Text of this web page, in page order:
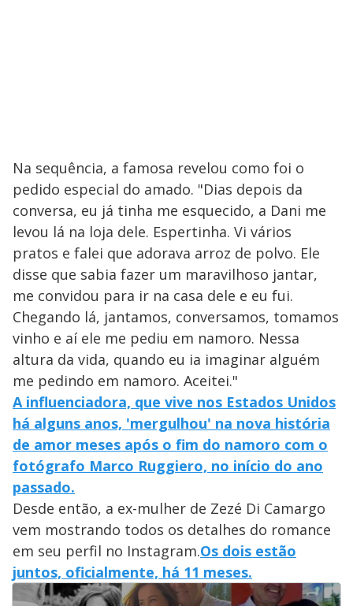
Na sequência, a famosa revelou como foi o
pedido especial do amado. "Dias depois da
conversa, eu já tinha me esquecido, a Dani me
levou lá na loja dele. Espertinha. Vi vários
pratos e falei que adorava arroz de polvo. Ele
disse que sabia fazer um maravilhoso jantar,
me convidou para ir na casa dele e eu fui.
Chegando lá, jantamos, conversamos, tomamos
vinho e aí ele me pediu em namoro. Nessa
altura da vida, quando eu ia imaginar alguém
me pedindo em namoro. Aceitei."
A influenciadora, que vive nos Estados Unidos
há alguns anos, 'mergulhou' na nova história
de amor meses após o fim do namoro com o
fotógrafo Marco Ruggiero, no início do ano
passado.
Desde então, a ex-mulher de Zezé Di Camargo
vem mostrando todos os detalhes do romance
em seu perfil no Instagram.Os dois estão
juntos, oficialmente, há 11 meses.